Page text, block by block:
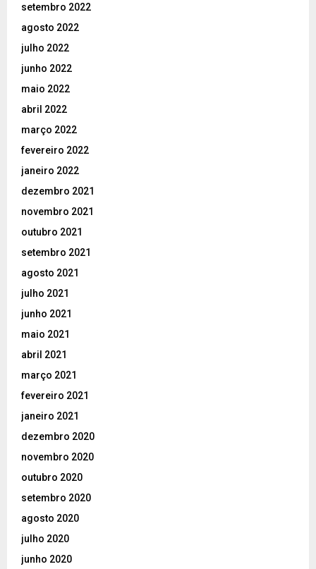
setembro 2022
agosto 2022
julho 2022
junho 2022
maio 2022
abril 2022
março 2022
fevereiro 2022
janeiro 2022
dezembro 2021
novembro 2021
outubro 2021
setembro 2021
agosto 2021
julho 2021
junho 2021
maio 2021
abril 2021
março 2021
fevereiro 2021
janeiro 2021
dezembro 2020
novembro 2020
outubro 2020
setembro 2020
agosto 2020
julho 2020
junho 2020